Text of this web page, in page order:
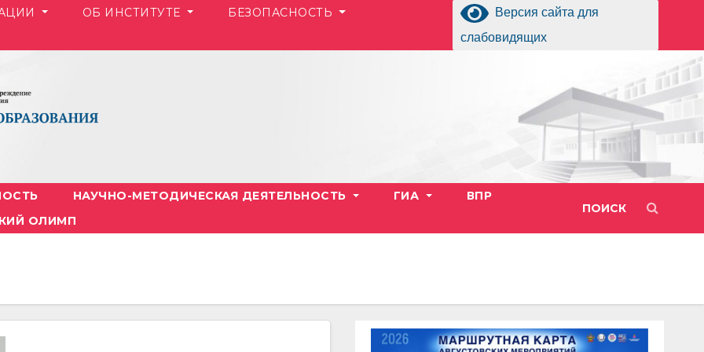
Версия сайта для
слабовидящих
ОБ ИНСТИТУТЕ
БЕЗОПАСНОСТЬ
ПОИСК
НАУЧНО-МЕТОДИЧЕСКАЯ ДЕЯТЕЛЬНОСТЬ ГИА
ВПР
ОЛИМП